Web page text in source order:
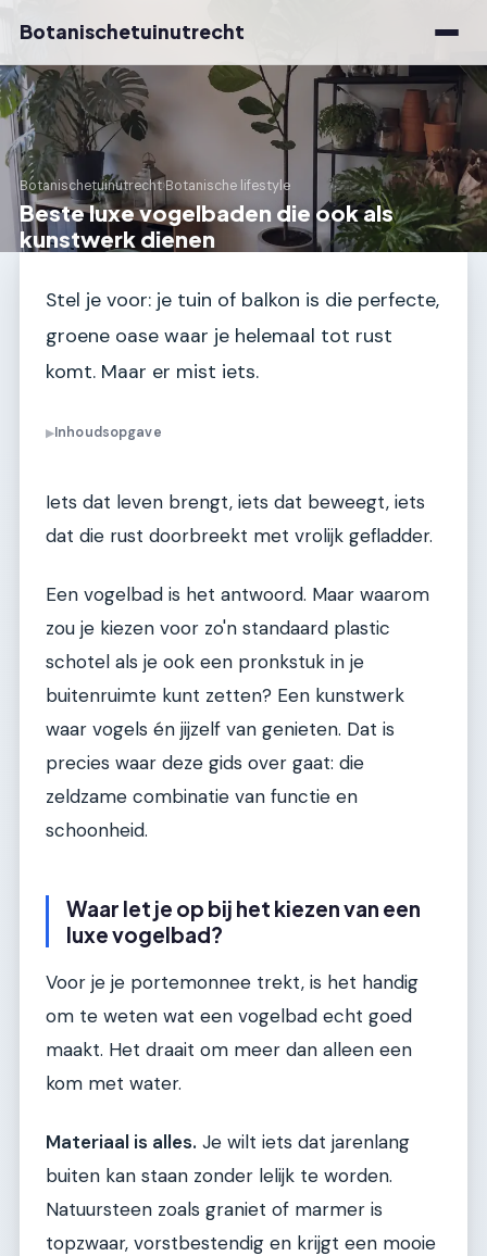
Botanischetuinutrecht
Botanischetuinutrecht›Botanische lifestyle
Beste luxe vogelbaden die ook als
kunstwerk dienen
Stel je voor: je tuin of balkon is die perfecte,
groene oase waar je helemaal tot rust
komt. Maar er mist iets.
▶Inhoudsopgave
Iets dat leven brengt, iets dat beweegt, iets
dat die rust doorbreekt met vrolijk gefladder.
Een vogelbad is het antwoord. Maar waarom
zou je kiezen voor zo'n standaard plastic
schotel als je ook een pronkstuk in je
buitenruimte kunt zetten? Een kunstwerk
waar vogels én jijzelf van genieten. Dat is
precies waar deze gids over gaat: die
zeldzame combinatie van functie en
schoonheid.
Waar let je op bij het kiezen van een
luxe vogelbad?
Voor je je portemonnee trekt, is het handig
om te weten wat een vogelbad echt goed
maakt. Het draait om meer dan alleen een
kom met water.
Materiaal is alles. Je wilt iets dat jarenlang
buiten kan staan zonder lelijk te worden.
Natuursteen zoals graniet of marmer is
topzwaar, vorstbestendig en krijgt een mooie